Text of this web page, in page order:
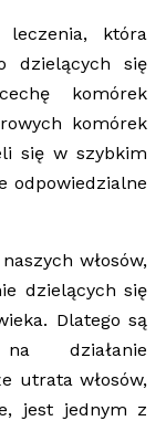
która
dzielących się
komórek
komórek
się w szybkim
odpowiedzialne
włosów,
dzielących się
Dlatego są
działanie
utrata włosów,
jest jednym z